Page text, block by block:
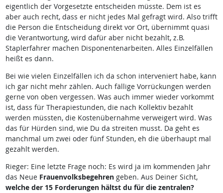
eigentlich der Vorgesetzte entscheiden müsste. Dem ist es
aber auch recht, dass er nicht jedes Mal gefragt wird. Also trifft
die Person die Entscheidung direkt vor Ort, übernimmt quasi
die Verantwortung, wird dafür aber nicht bezahlt, z.B.
Staplerfahrer machen Disponentenarbeiten. Alles Einzelfällen
heißt es dann.
Bei wie vielen Einzelfällen ich da schon interveniert habe, kann
ich gar nicht mehr zählen. Auch fällige Vorrückungen werden
gerne von oben vergessen. Was auch immer wieder vorkommt
ist, dass für Therapiestunden, die nach Kollektiv bezahlt
werden müssten, die Kostenübernahme verweigert wird. Was
das für Hürden sind, wie Du da streiten musst. Da geht es
manchmal um zwei oder fünf Stunden, eh die überhaupt mal
gezahlt werden.
Rieger: Eine letzte Frage noch: Es wird ja im kommenden Jahr
das Neue Frauenvolksbegehren geben. Aus Deiner Sicht,
welche der 15 Forderungen hältst du für die zentralen?